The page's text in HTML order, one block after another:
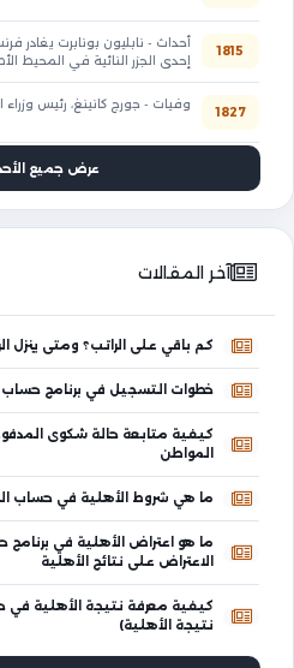
1815
أحداث - نابليون بونابرت يغادر
إحدى الجزر النائية في المحيط
1827
وفيات - جورج كانينغ، رئيس وزراء
عرض جميع
آخر المقالات
كم باقي على الراتب؟ ومتى ينزل
خطوات التسجيل في برنامج حساب
كيفية متابعة حالة شكوى
المواطن
ما هي شروط الأهلية في حساب
ما هو اعتراض الأهلية في
الاعتراض على نتائج الأهلية
كيفية معرفة نتيجة الأهلية في
نتيجة الأهلية)